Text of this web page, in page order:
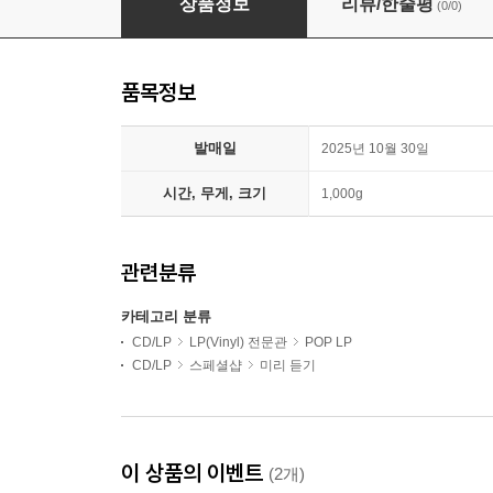
상품정보 리뷰/한줄평 (0/0)
품목정보
발매일 2025년 10월 30일
시간, 무게, 크기 1,000g
관련분류
카테고리 분류
CD/LP LP(Vinyl) 전문관
POP LP
CD/LP
스페셜샵 미리 듣기
이 상품의 이벤트 (2개)